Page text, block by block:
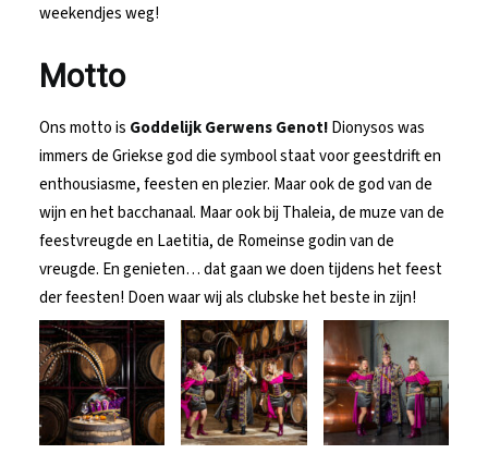
weekendjes weg!
Motto
Ons motto is Goddelijk Gerwens Genot!Dionysos was
immers de Griekse god die symbool staat voor geestdrift en
enthousiasme, feesten en plezier. Maar ook de god van de
wijn en het bacchanaal. Maar ook bij Thaleia, de muze van de
feestvreugde en Laetitia, de Romeinse godin van de
vreugde. En genieten… dat gaan we doen tijdens het feest
der feesten! Doen waar wij als clubske het beste in zijn!